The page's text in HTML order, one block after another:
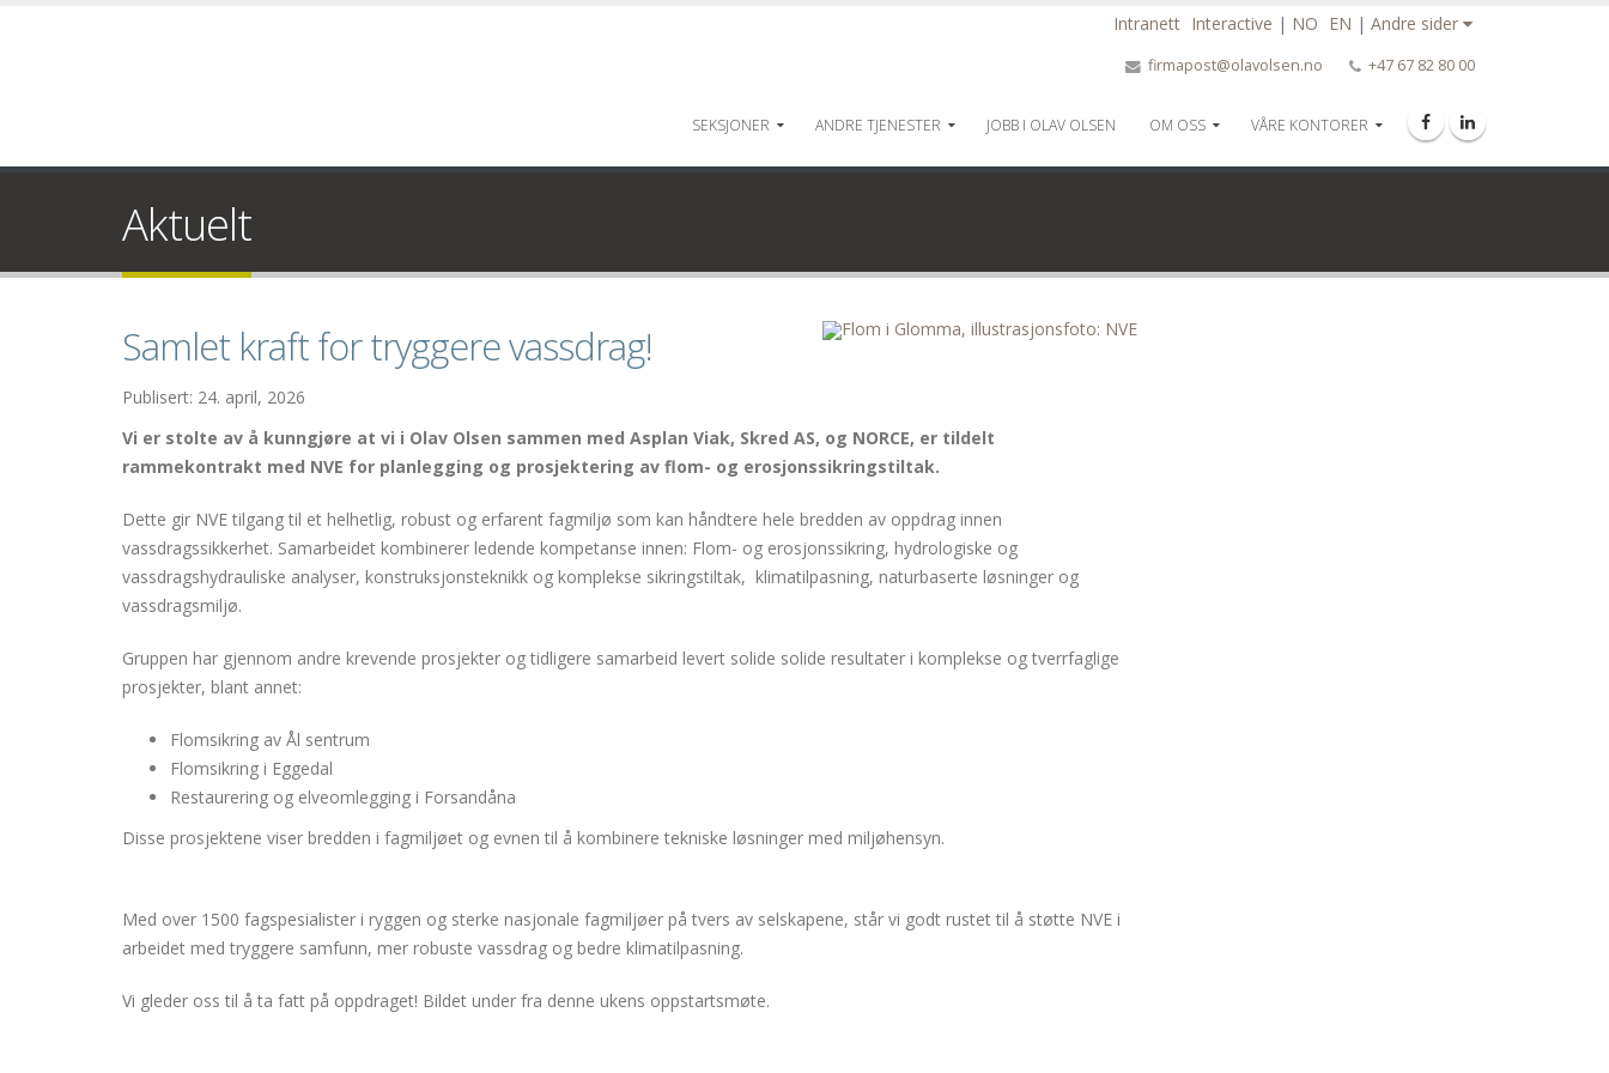
Intranett Interactive | NO EN | Andre sider
firmapost@olavolsen.no +47 67 82 80 00
SEKSJONER ANDRE TJENESTER JOBB I OLAV OLSEN OM OSS VÅRE KONTORER
Aktuelt
Samlet kraft for tryggere vassdrag!
Publisert: 24. april, 2026
Vi er stolte av å kunngjøre at vi i Olav Olsen sammen med Asplan Viak, Skred AS, og NORCE, er tildelt
rammekontrakt med NVE for planlegging og prosjektering av flom- og erosjonssikringstiltak.
Dette gir NVE tilgang til et helhetlig, robust og erfarent fagmiljø som kan håndtere hele bredden av oppdrag innen
vassdragssikkerhet. Samarbeidet kombinerer ledende kompetanse innen: Flom- og erosjonssikring, hydrologiske og
vassdragshydrauliske analyser, konstruksjonsteknikk og komplekse sikringstiltak, klimatilpasning, naturbaserte løsninger og
vassdragsmiljø.
Gruppen har gjennom andre krevende prosjekter og tidligere samarbeid levert solide solide resultater i komplekse og tverrfaglige
prosjekter, blant annet:
Flomsikring av Ål sentrum
Flomsikring i Eggedal
Restaurering og elveomlegging i Forsandåna
Disse prosjektene viser bredden i fagmiljøet og evnen til å kombinere tekniske løsninger med miljøhensyn.
Med over 1500 fagspesialister i ryggen og sterke nasjonale fagmiljøer på tvers av selskapene, står vi godt rustet til å støtte NVE i
arbeidet med tryggere samfunn, mer robuste vassdrag og bedre klimatilpasning.
Vi gleder oss til å ta fatt på oppdraget! Bildet under fra denne ukens oppstartsmøte.